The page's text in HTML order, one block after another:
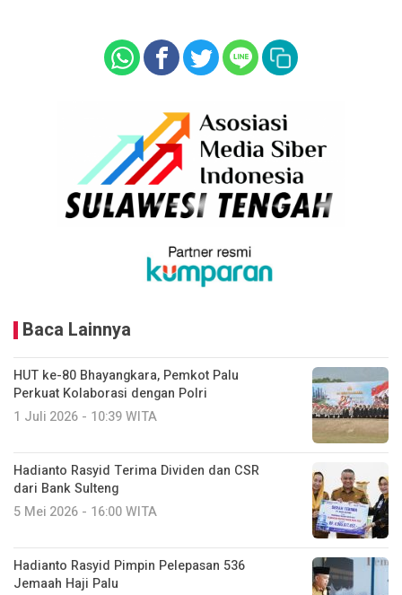
Baca Lainnya
HUT ke-80 Bhayangkara, Pemkot Palu
Perkuat Kolaborasi dengan Polri
1 Juli 2026 - 10:39 WITA
Hadianto Rasyid Terima Dividen dan CSR
dari Bank Sulteng
5 Mei 2026 - 16:00 WITA
Hadianto Rasyid Pimpin Pelepasan 536
Jemaah Haji Palu